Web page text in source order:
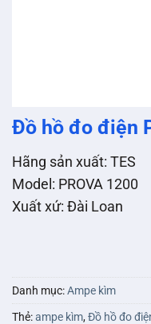
Đồ hồ đo điện
Hãng sản xuất: TES
Model: PROVA 1200
Xuất xứ: Ðài Loan
Danh mục:Ampe kìm
Thẻ:ampe kìm,Đồ hồ đo